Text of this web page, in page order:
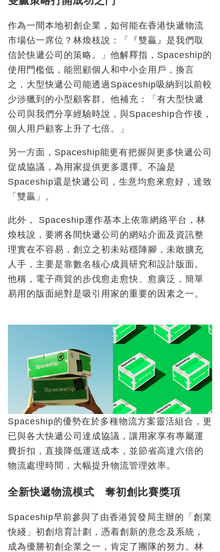
作為一間本地初創企業，如何能在香港快遞物流
市場佔一席位？林煥枝說：「『雙贏』是我們取
信於快遞公司的策略。」他解釋指，Spaceship的
使用門檻低，能照顧個人和中小企用戶，換言
之，大型快遞公司能透過Spaceship吸納到以前較
少涉獵到的小型顧客群。他補充：「有大型快遞
公司與我們分享經驗時說，與Spaceship合作後，
個人用戶顧客上升了七倍。」
另一方面，Spaceship能更有把握與更多快遞公司
促成協議，為用家提供更多選擇。不論是
Spaceship還是快遞公司，生意均愈來愈好，達致
「雙贏」。
此外， Spaceship運作基本上依靠網絡平台，林
煥枝說，要將各間快遞公司的網站介面及資訊整
理實在不容易，創立之初未站穩陣腳，未敢擴充
人手，主要是靠數名核心成員研究和設計版面。
他稱，電子商貿的步伐愈走愈快、愈廣泛，簡單
易用的版面絕對是吸引用家的重要的因素之一。
Spaceship的優勢在於多種物流方案靈活組合，更
已與各大快遞公司達成協議，讓用家享有專屬運
費折扣，直接降低運送成本，並節省高達六倍的
物流處理時間，大幅提升物流管理效率。
全新快遞物流模式 奪初創比賽獎項
Spaceship早前參與了由香港貿發局主辦的「創業
快綫」初創培育計劃，憑着創新的意念及系統，
成為優勝初創企業之一，肯定了團隊的努力。林